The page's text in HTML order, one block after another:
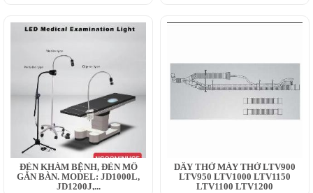
ĐÈN KHÁM BỆNH, ĐÈN MỔ
GẮN BÀN. MODEL: JD1000L,
JD1200J,...
DÂY THỞ MÁY THỞ LTV900
LTV950 LTV1000 LTV1150
LTV1100 LTV1200